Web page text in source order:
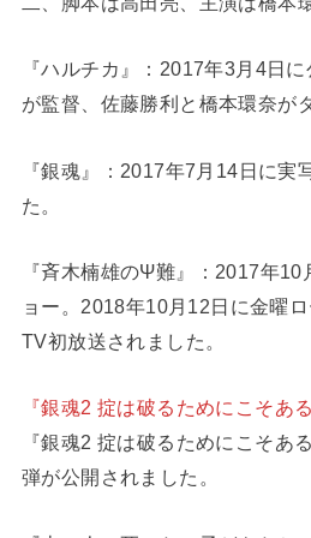
『ハルチカ』：2017年3月4日
が監督、佐藤勝利と橋本環奈が
『銀魂』：2017年7月14日に実
た。
『斉木楠雄のΨ難』：2017年
ョー。2018年10月12日に金曜
TV初放送されました。
『銀魂2 掟は破るためにこそある
『銀魂2 掟は破るためにこそあ
弾が公開されました。